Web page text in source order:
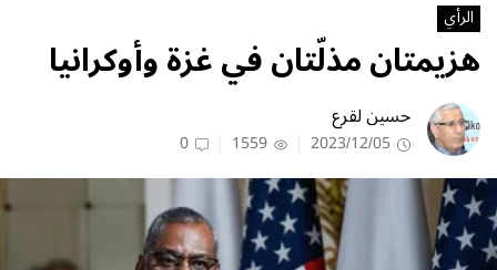
الرأي
هزيمتان مذلّتان في غزة وأوكرانيا
حسين لقرع
2023/12/05
1559
0